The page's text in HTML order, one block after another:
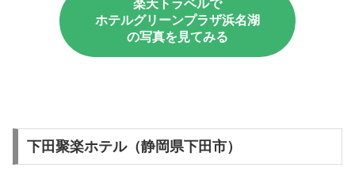
楽天トラベルで
ホテルグリーンプラザ浜名湖
の写真を見てみる
下田聚楽ホテル（静岡県下田市）